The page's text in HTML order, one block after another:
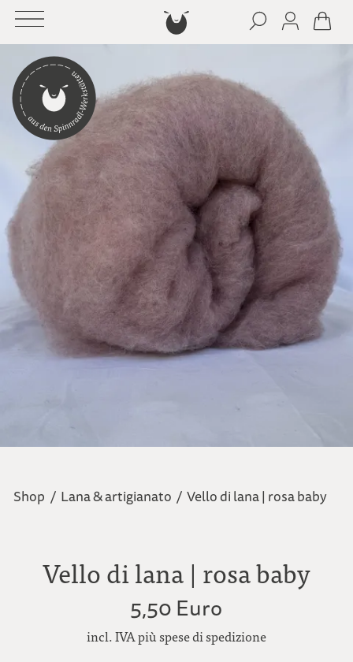
Shop / Lana & artigianato / Vello di lana | rosa baby
Vello di lana | rosa baby
5,50 Euro
incl. IVA più spese di spedizione